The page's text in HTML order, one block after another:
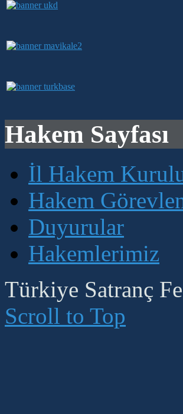
Hakem Sayfası
İl Hakem
Hakem
Duyurular
Hakemlerimiz
Türkiye Satranç
Scroll to Top